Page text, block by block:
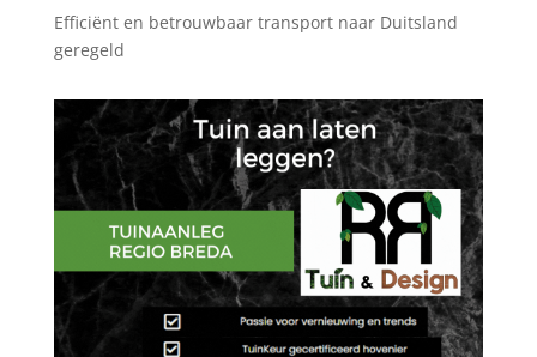
Efficiënt en betrouwbaar transport naar Duitsland
geregeld